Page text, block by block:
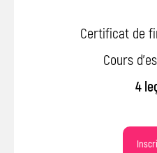
Certificat de
Cours
4